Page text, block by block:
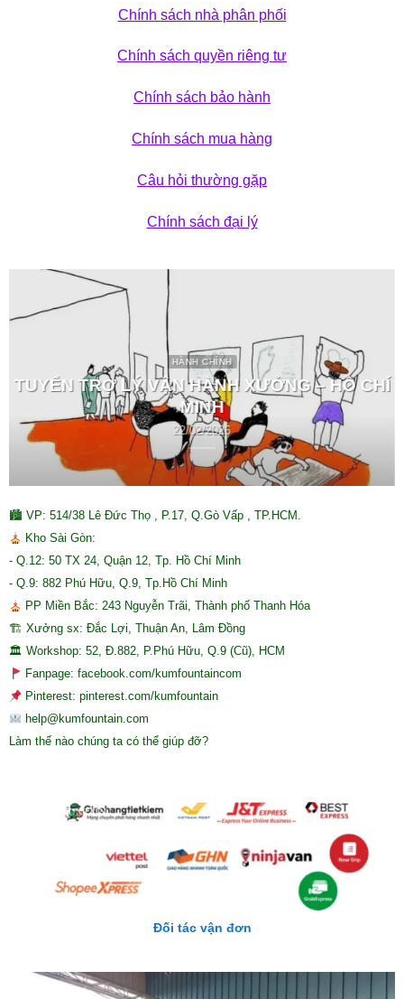
Chính sách nhà phân phối
Chính sách quyền riêng tư
Chính sách bảo hành
Chính sách mua hàng
Câu hỏi thường gặp
Chính sách đại lý
HÀNH CHÍNH
TUYỂN TRỢ LÝ VẬN HÀNH XƯỞNG – HỒ CHÍ
MINH
22/02/2026
🏙 VP: 514/38 Lê Đức Thọ , P.17, Q.Gò Vấp , TP.HCM.
Kho Sài Gòn:
- Q.12: 50 TX 24, Quận 12, Tp. Hồ Chí Minh
- Q.9: 882 Phú Hữu, Q.9, Tp.Hồ Chí Minh
PP Miền Bắc: 243 Nguyễn Trãi, Thành phố Thanh Hóa
🏗 Xưởng sx: Đắc Lợi, Thuận An, Lâm Đồng
🏛 Workshop: 52, Đ.882, P.Phú Hữu, Q.9 (Cũ), HCM
Fanpage: facebook.com/kumfountaincom
Pinterest: pinterest.com/kumfountain
help@kumfountain.com
Làm thế nào chúng ta có thể giúp đỡ?
Đối tác vận đơn